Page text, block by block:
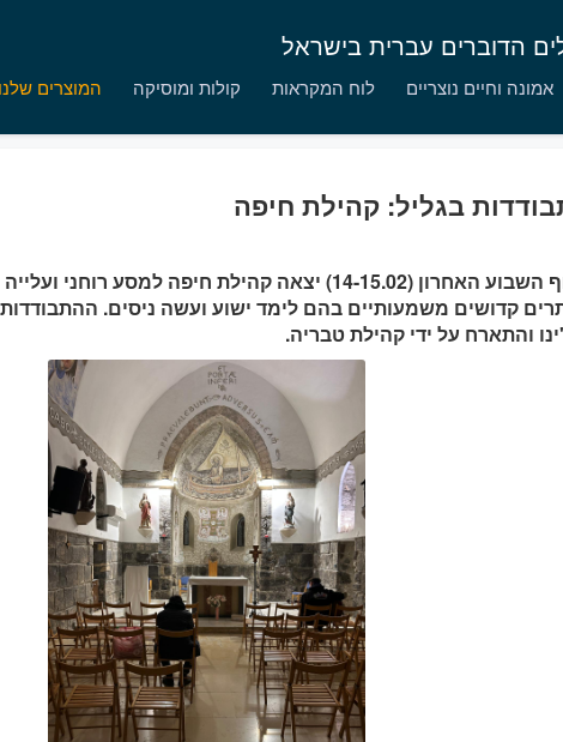
הדוברים עברית בישראל
אמונה וחיים נוצריים לוח המקראות קולות ומוסיקה המוצרים
בגליל: קהילת חיפה
בסוף השבוע האחרון (14-15.02) יצאה קהילת חיפה למסע
קדושים משמעותיים בהם לימד ישוע ועשה ניסים.
והתארח על ידי קהילת טבריה.